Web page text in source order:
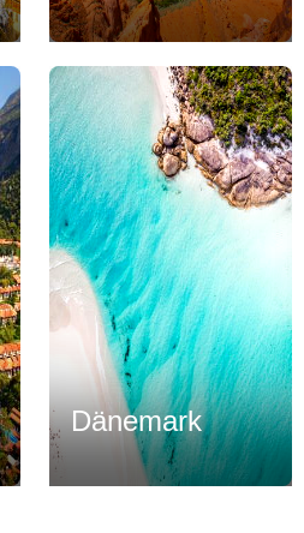
Dänemark